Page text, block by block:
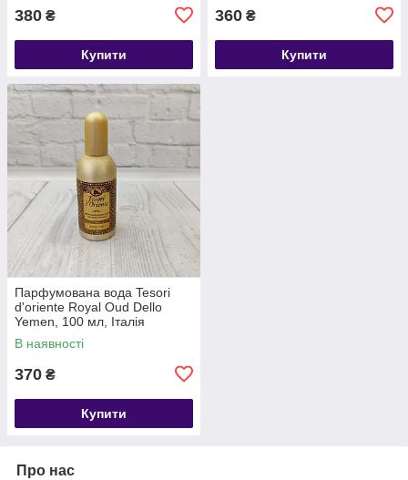
380 ₴
Купити
360 ₴
Купити
Парфумована вода Tesori
d'oriente Royal Oud Dello
Yemen, 100 мл, Італія
В наявності
370 ₴
Купити
Про нас